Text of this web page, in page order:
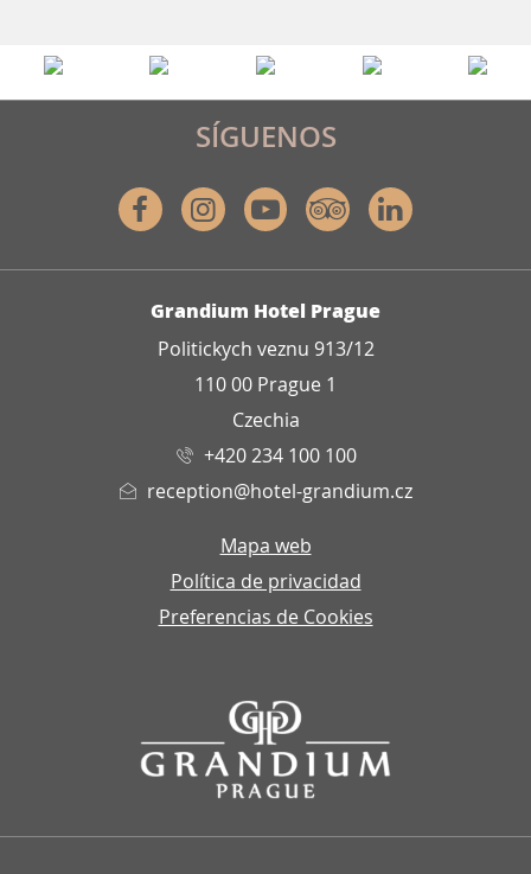
DIRECCIÓNGrandium Hotel Prague
Politickych veznu 913/12
110 00 Prague 1
Czechia
+420 234 100 100
reception@hotel-grandium.cz
Mapa web
Política de privacidad
Preferencias de Cookies
SÍGUENOS
FacebookInstagram
YoutubeTripadvisor
Linkedin